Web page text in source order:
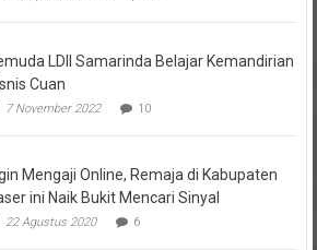
Cuan
7 November 2022
ini Naik Bukit Mencari Sinyal
22 Agustus 2020 6